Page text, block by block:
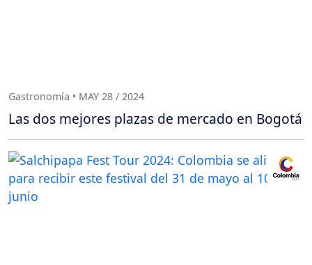
Gastronomía • MAY 28 / 2024
Las dos mejores plazas de mercado en Bogotá